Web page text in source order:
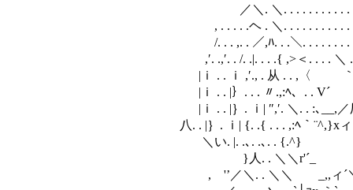
／＼. ＼. . . . . . . . . . . . . .＼二ﾆ=-_
, . . . . .ヘ . ＼. . . . . . . . . . . . . .＼ニニﾆ
/. . . ,. . ／,ﾊ. . .＼. . . . . . . . . . . . . .ﾞ.,ニ
,′. .,′. . /. .|. . . .{ ,>＜. . . . ＼ . . . . }ﾆ{
|ｉ . . ｉ ,′., . 从 . . ,〈 ｀ﾞ .,. .
|ｉ . . |｝. . . 〃.,:ﾍ、. . V´ ,x,,≧=ミ
|ｉ . . |｝. ｉ| ″,′. ＼. . :､__,／厂 {
八. . |｝. ｉ| {. .{ . . . ,:ﾍ｀¨^,}x
＼い. |. .､. .､. .
}人. . ＼＼r'´_ , { ,
, '’／＼. . ＼＼ _,,ィ´